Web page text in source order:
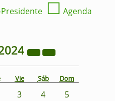
☐ Agenda
Vie Sáb Dom
3 4
5